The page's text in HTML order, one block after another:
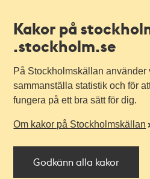
Kakor på
.stockholm.se
På Stockholmskällan använder
sammanställa statistik och för
fungera på ett bra sätt för dig.
Om kakor på Stockholmskällan
Godkänn alla kakor